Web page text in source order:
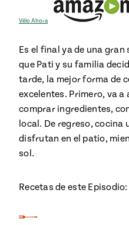
Vélo Ahora
Es el final ya de una gran
que Pati y su familia
tarde, la mejor forma de
excelentes. Primero, va
comprar ingredientes,
local. De regreso,
disfrutan en el patio,
sol.
Recetas de este Episodio: